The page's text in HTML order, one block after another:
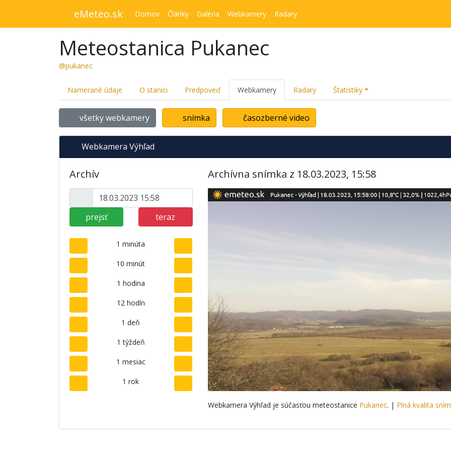
eMeteo.sk Domov Články Galéria Webkamery Radary
Meteostanica Pukanec
@pukanec
Namerané údaje O stanici Predpoveď Webkamery Radary Štatistiky
všetky webkamery snímka časozberné video
Webkamera Výhľad
Archív
prejsť teraz
1 minúta
10 minút
1 hodina
12 hodín
1 deň
1 týždeň
1 mesiac
1 rok
Archívna snímka z 18.03.2023, 15:58
Webkamera Výhľad je súčasťou meteostanice Pukanec. | Plná kvalita